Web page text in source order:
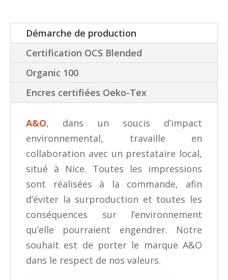
Démarche de production
Certification OCS Blended
Organic 100
Encres certifiées Oeko-Tex
A&O, dans un soucis d’impact
environnemental, travaille en
collaboration avec un prestataire local,
situé à Nice. Toutes les impressions
sont réalisées à la commande, afin
d’éviter la surproduction et toutes les
conséquences sur l’environnement
qu’elle pourraient engendrer. Notre
souhait est de porter le marque A&O
dans le respect de nos valeurs.